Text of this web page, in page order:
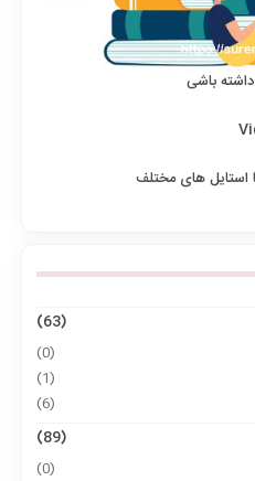
استایل های مختلف
(63)
(0)
(1)
(6)
(89)
(0)